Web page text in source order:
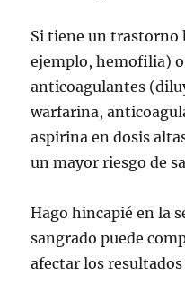
Si tiene un trastorno
ejemplo, hemofilia)
anticoagulantes
warfarina,
aspirina en dosis
un mayor riesgo de
Hago hincapié en la
sangrado puede
afectar los